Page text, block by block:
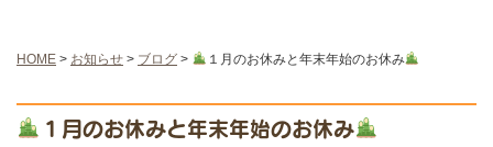
HOME > お知らせ > ブログ > １月のお休みと年末年始のお休み
１月のお休みと年末年始のお休み